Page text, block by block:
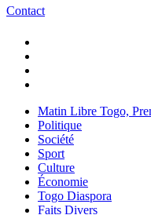
Contact
Matin Libre Togo,
Politique
Société
Sport
Culture
Économie
Togo Diaspora
Faits Divers